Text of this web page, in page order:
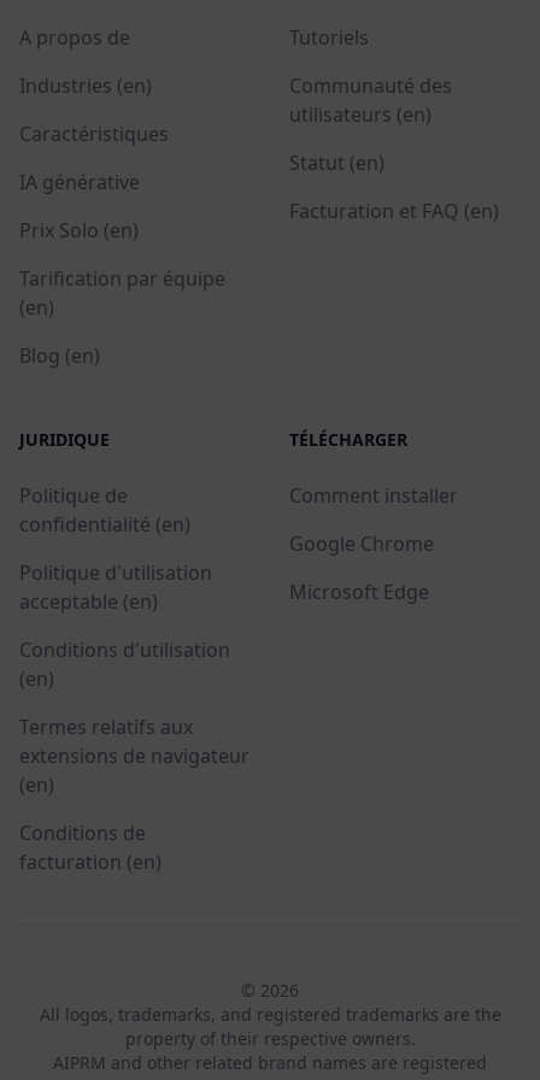
A propos de
Industries (en)
Caractéristiques
IA générative
Prix Solo (en)
Tarification par équipe
(en)
Blog (en)
Tutoriels
Communauté des
utilisateurs (en)
Statut (en)
Facturation et FAQ (en)
JURIDIQUE
Politique de
confidentialité (en)
Politique d'utilisation
acceptable (en)
Conditions d'utilisation
(en)
Termes relatifs aux
extensions de navigateur
(en)
Conditions de
facturation (en)
TÉLÉCHARGER
Comment installer
Google Chrome
Microsoft Edge
© 2026
All logos, trademarks, and registered trademarks are the
property of their respective owners.
AIPRM and other related brand names are registered